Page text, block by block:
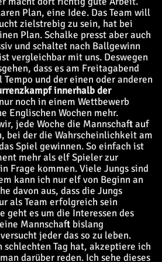
Plan, eine Idee. Das Team will
zielstrebig zu sein, hat bei
Plan. Schalke presst aber auch
und schaltet nach Ballgewinn
vergleichbar mit uns. Deswegen
dass es am Freitagabend
und der einen oder anderen
innerhalb der
noch in einem Wettbewerb
Englischen Wochen mehr.
jede Woche die Mannschaft auf
bei der die Wahrscheinlichkeit am
Spiel gewinnen. So einfach ist
mehr als elf Spieler zur
Frage kommen. Viele Jungs sind
kann ich nur elf von Beginn an
davon aus, dass die Jungs
als Team erfolgreich sein
geht es um die Interessen des
Mannschaft bislang
jeder das so zu leben.
schlechten Tag hat, akzeptiere ich
darüber reden. Ich sehe dieses